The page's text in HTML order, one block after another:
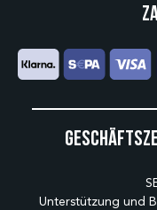
Unterstützung und